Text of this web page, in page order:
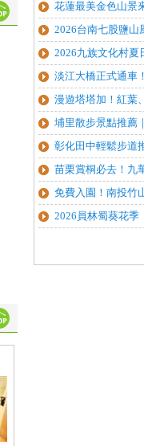
花蓮最美金色山景
2026台南七股鹽山
2026九族文化村夏
淡江大橋正式通車
漫遊塔塔加！紅葉
埔里散步景點推薦
彰化田中輕鬆步道
苗栗賞桐必去！九
免費入園！南投竹
2026員林蜀葵花季